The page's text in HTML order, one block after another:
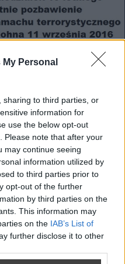
Personal
sharing to third parties, or
information for
use the below opt-out
Please note that after your
may continue seeing
information utilized by
to third parties prior to
opt-out of the further
by third parties on the
This information may
on the IAB’s List of
further disclose it to other
Udostępnij